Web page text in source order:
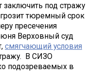
под стражу
тюремный срок
пресечения
Верховный суд
смягчающий условия
В СИЗО
подозреваемых в